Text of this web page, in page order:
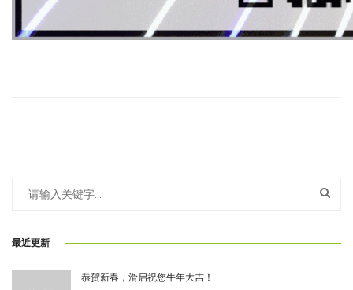
最近更新
恭贺新春，滑启祝您牛年大吉！